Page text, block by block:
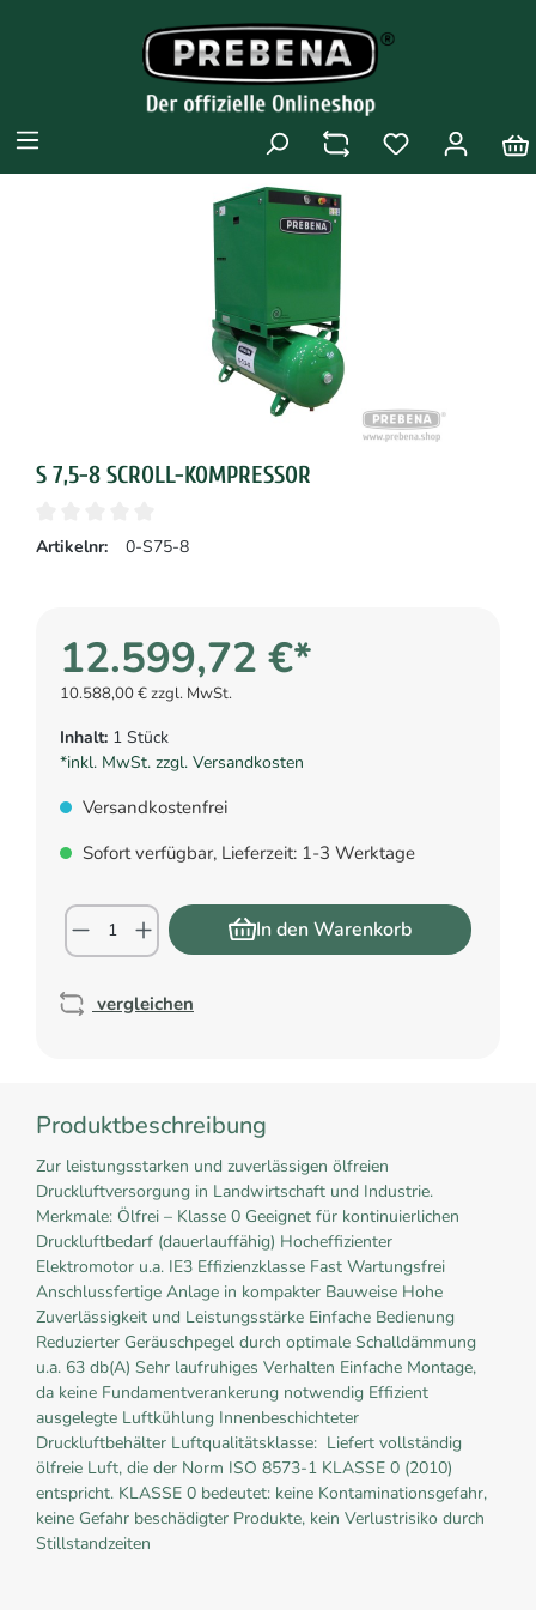
S 7,5-8 SCROLL-KOMPRESSOR
Artikelnr: 0-S75-8
12.599,72 €*
10.588,00 € zzgl. MwSt.
Inhalt: 1 Stück
*inkl. MwSt. zzgl. Versandkosten
Versandkostenfrei
Sofort verfügbar, Lieferzeit: 1-3 Werktage
In den Warenkorb
vergleichen
Produktbeschreibung
Zur leistungsstarken und zuverlässigen ölfreien
Druckluftversorgung in Landwirtschaft und Industrie.
Merkmale: Ölfrei – Klasse 0 Geeignet für kontinuierlichen
Druckluftbedarf (dauerlauffähig) Hocheffizienter
Elektromotor u.a. IE3 Effizienzklasse Fast Wartungsfrei
Anschlussfertige Anlage in kompakter Bauweise Hohe
Zuverlässigkeit und Leistungsstärke Einfache Bedienung
Reduzierter Geräuschpegel durch optimale Schalldämmung
u.a. 63 db(A) Sehr laufruhiges Verhalten Einfache Montage,
da keine Fundamentverankerung notwendig Effizient
ausgelegte Luftkühlung Innenbeschichteter
Druckluftbehälter Luftqualitätsklasse: Liefert vollständig
ölfreie Luft, die der Norm ISO 8573-1 KLASSE 0 (2010)
entspricht. KLASSE 0 bedeutet: keine Kontaminationsgefahr,
keine Gefahr beschädigter Produkte, kein Verlustrisiko durch
Stillstandzeiten